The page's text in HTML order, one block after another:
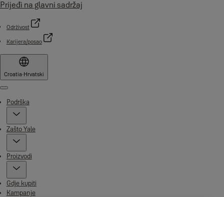
Prijeđi na glavni sadržaj
Održivost
Karijera/posao
Croatia·Hrvatski
Menu
Podrška
Zašto Yale
Proizvodi
Gdje kupiti
Kampanje